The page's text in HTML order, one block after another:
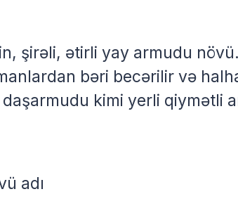
şirəli, ətirli yay armudu
bəri becərilir və
kimi yerli qiymətli
adı